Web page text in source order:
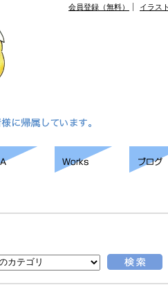
会員登録（無料） イラス